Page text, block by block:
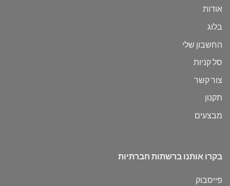
אודות
בלוג
החשבון שלי
סל קניות
צור קשר
תקנון
מבצעים
בקרו אותנו ברשתות חברתיות
פייסבוק